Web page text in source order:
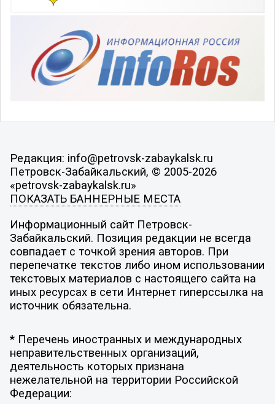
Редакция: info@petrovsk-zabaykalsk.ru
Петровск-Забайкальский, © 2005-2026
«petrovsk-zabaykalsk.ru»
ПОКАЗАТЬ БАННЕРНЫЕ МЕСТА
Информационный сайт Петровск-
Забайкальский. Позиция редакции не всегда
совпадает с точкой зрения авторов. При
перепечатке текстов либо ином использовании
текстовых материалов с настоящего сайта на
иных ресурсах в сети Интернет гиперссылка на
источник обязательна.
* Перечень иностранных и международных
неправительственных организаций,
деятельность которых признана
нежелательной на территории Российской
Федерации: